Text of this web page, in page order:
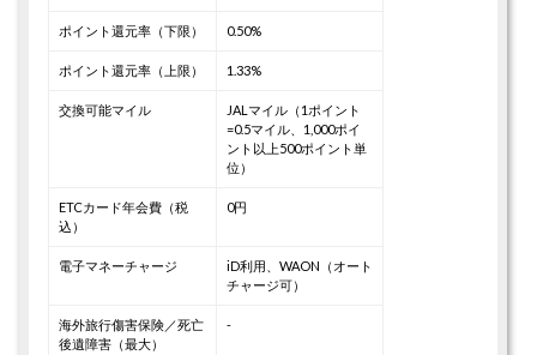
ポイント還元率（下限） 0.50%
ポイント還元率（上限） 1.33%
交換可能マイル
JALマイル（1ポイント
=0.5マイル、1,000ポイ
ント以上500ポイント単
位）
ETCカード年会費（税
込）
0円
電子マネーチャージ
iD利用、WAON（オート
チャージ可）
海外旅行傷害保険／死亡
後遺障害（最大）
-